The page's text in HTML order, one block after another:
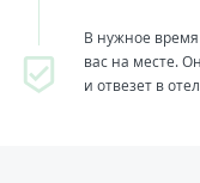
В нужное
вас на месте.
и отвезет в